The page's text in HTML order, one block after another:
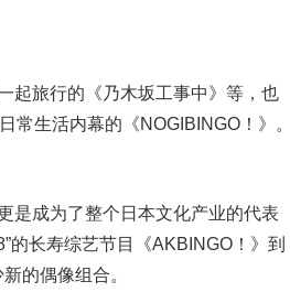
起旅行的《乃木坂工事中》等，也
生活内幕的《NOGIBINGO！》。
是成为了整个日本文化产业的代表
的长寿综艺节目《AKBINGO！》到
的偶像组合。